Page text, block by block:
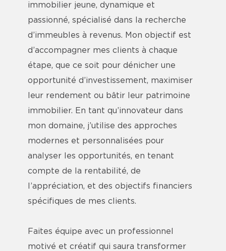
immobilier jeune, dynamique et
passionné, spécialisé dans la recherche
d’immeubles à revenus. Mon objectif est
d’accompagner mes clients à chaque
étape, que ce soit pour dénicher une
opportunité d’investissement, maximiser
leur rendement ou bâtir leur patrimoine
immobilier. En tant qu’innovateur dans
mon domaine, j’utilise des approches
modernes et personnalisées pour
analyser les opportunités, en tenant
compte de la rentabilité, de
l’appréciation, et des objectifs financiers
spécifiques de mes clients.
Faites équipe avec un professionnel
motivé et créatif qui saura transformer